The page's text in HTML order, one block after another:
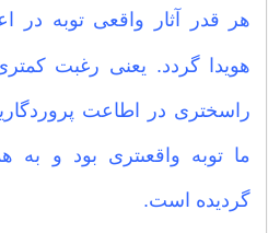
هر قدر آثار واقعى توبه در
هویدا گردد. یعنى رغبت
راسخ‏ترى در اطاعت
ما توبه واقعى‏ترى بود و به
گردیده است.